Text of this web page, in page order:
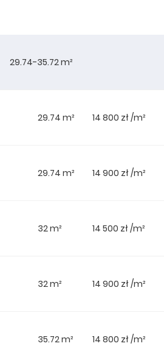
29.74-35.72 m²
29.74 m² 14 800 zł /m²
29.74 m² 14 900 zł /m²
32 m² 14 500 zł /m²
32 m² 14 900 zł /m²
35.72 m² 14 800 zł /m²